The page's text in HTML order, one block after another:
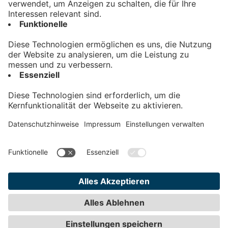
Kontakt
Impressum
Teilnahmebedingungen
Privatsphäre